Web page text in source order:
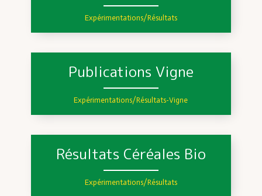
Expérimentations/Résultats
Publications Vigne
Expérimentations/Résultats-Vigne
Résultats Céréales Bio
Expérimentations/Résultats